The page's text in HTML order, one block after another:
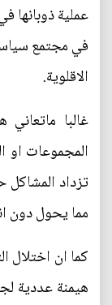
عملية ذوبانها
في مجتمع
الاقلوية.
غالبا
المجموعات او
تزداد
مما يحول دون
كما ان اختلال
هيمنة عددية